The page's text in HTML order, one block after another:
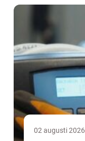
02 augusti 2026